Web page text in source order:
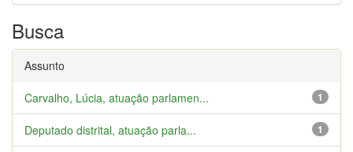
Busca
Assunto
1
Carvalho, Lúcia, atuação parlamen...
1
Deputado distrital, atuação parla...